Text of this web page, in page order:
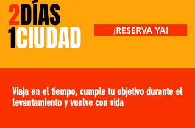
2DÍAS
1CIUDAD ¡RESERVA YA!
Viaja en el tiempo, cumple tu objetivo durante el
levantamiento y vuelve con vida